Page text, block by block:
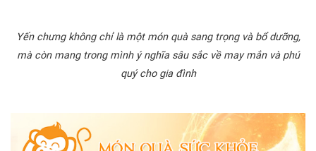
Yến chưng không chỉ là một món quà sang trọng và bổ dưỡng,
mà còn mang trong mình ý nghĩa sâu sắc về may mắn và phú
quý cho gia đình